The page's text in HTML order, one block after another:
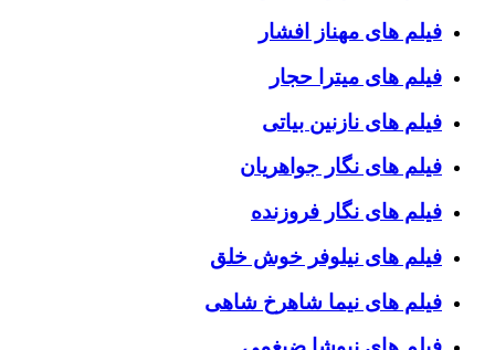
فیلم های مهناز افشار
فیلم های میترا حجار
فیلم های نازنین بیاتی
فیلم های نگار جواهریان
فیلم های نگار فروزنده
فیلم های نیلوفر خوش خلق
فیلم های نیما شاهرخ شاهی